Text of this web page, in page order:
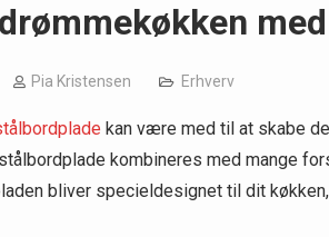
Pia Kristensen Erhverv
kan være med til at skabe
kombineres med mange
bliver specieldesignet til dit